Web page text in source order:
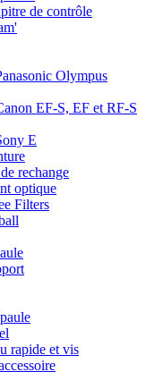
de contrôle
Olympus
EF-S, EF et RF-S
E
rechange
optique
Filters
rapide et vis